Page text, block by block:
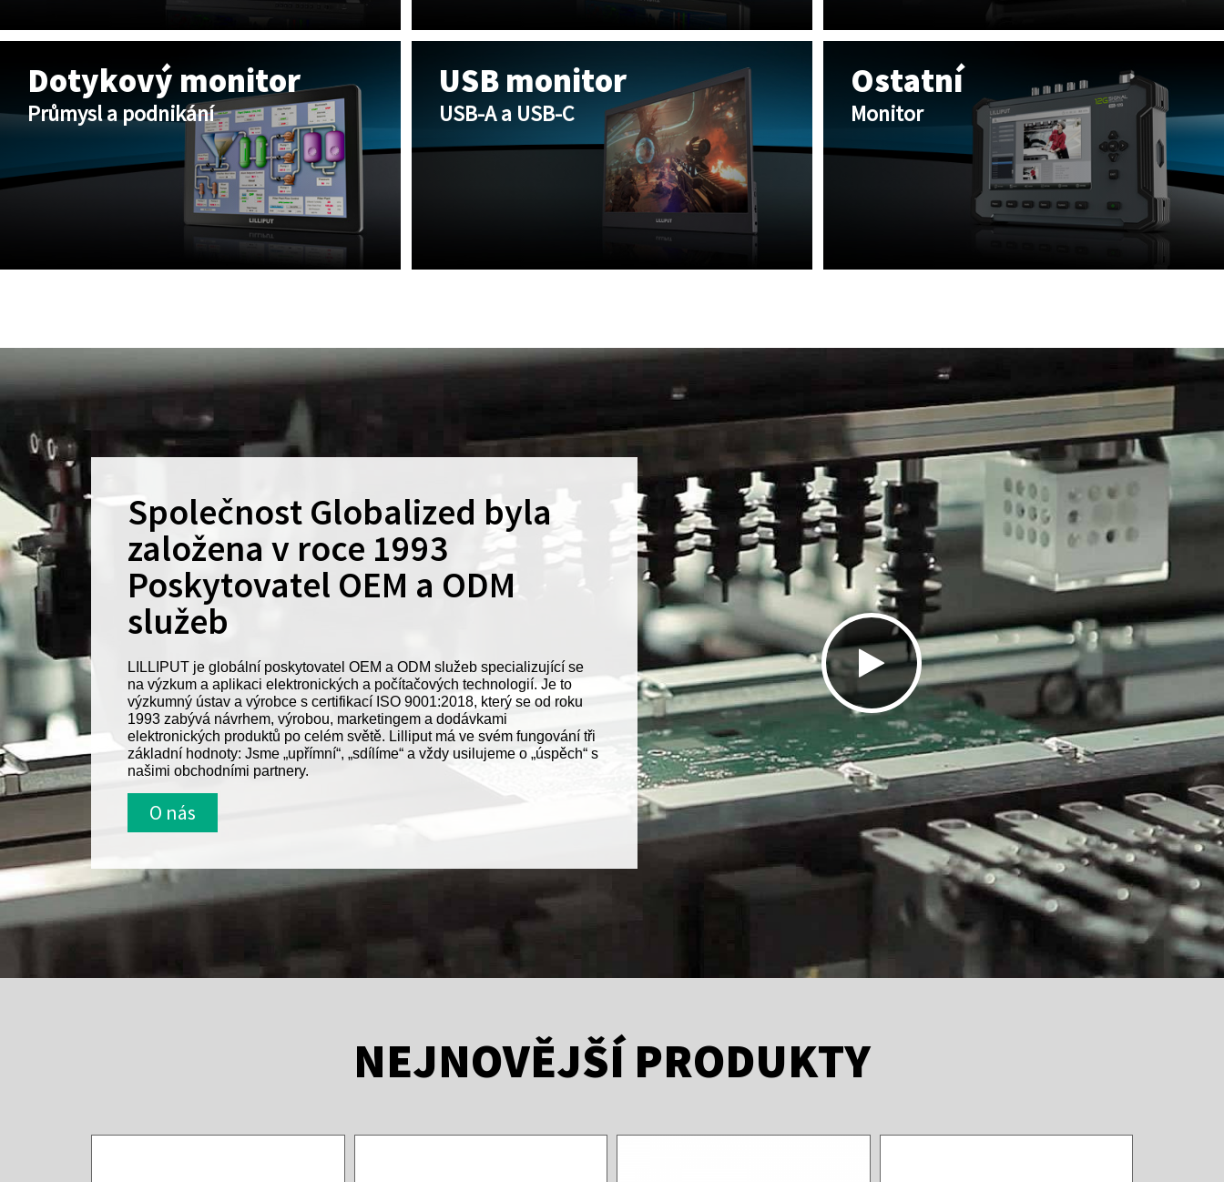
Dotykový monitor
Průmysl a podnikání
USB monitor
USB-A a USB-C
Ostatní
Monitor
Společnost Globalized byla
založena v roce 1993
Poskytovatel OEM a ODM
služeb
LILLIPUT je globální poskytovatel OEM a ODM služeb specializující se
na výzkum a aplikaci elektronických a počítačových technologií. Je to
výzkumný ústav a výrobce s certifikací ISO 9001:2018, který se od roku
1993 zabývá návrhem, výrobou, marketingem a dodávkami
elektronických produktů po celém světě. Lilliput má ve svém fungování tři
základní hodnoty: Jsme „upřímní“, „sdílíme“ a vždy usilujeme o „úspěch“ s
našimi obchodními partnery.
O nás
NEJNOVĚJŠÍ PRODUKTY